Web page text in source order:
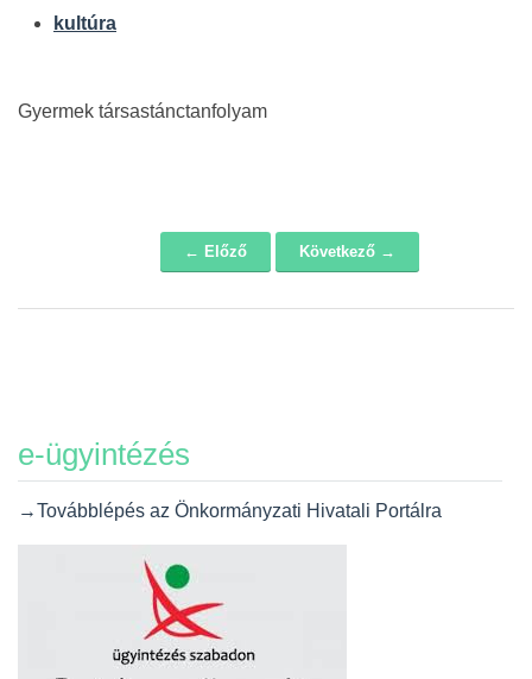
kultúra
Gyermek társastánctanfolyam
← Előző Következő →
e-ügyintézés
→Továbblépés az Önkormányzati Hivatali Portálra